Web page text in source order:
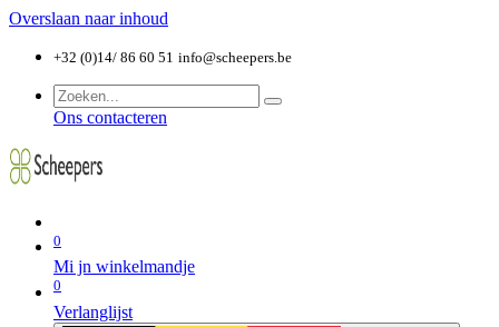
Overslaan naar inhoud
+32 (0)14/ 86 60 51 info@scheepers.be
Ons contacteren
0
Mi jn winkelmandje
0
Verlanglijst